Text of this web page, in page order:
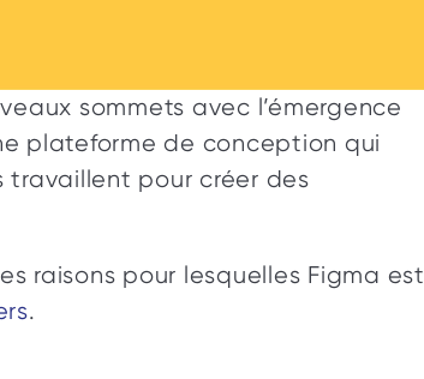
sommets avec l’émergence
plateforme de conception qui
travaillent pour créer des
raisons pour lesquelles Figma est
.